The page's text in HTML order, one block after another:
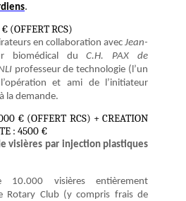
.
(OFFERT RCS)
en collaboration avecJean-
biomédical duC.H. PAX de
professeur de technologie (l’un
et ami de l’initiateur
la demande.
€ (OFFERT RCS) + CREATION
: 4500 €
visières par injection plastiques
10.000 visières entièrement
Rotary Club (y compris frais de